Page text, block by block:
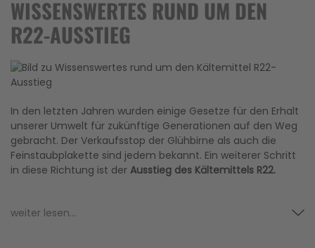
WISSENSWERTES RUND UM DEN
R22-AUSSTIEG
In den letzten Jahren wurden einige Gesetze für den Erhalt
unserer Umwelt für zukünftige Generationen auf den Weg
gebracht. Der Verkaufsstop der Glühbirne als auch die
Feinstaubplakette sind jedem bekannt. Ein weiterer Schritt
in diese Richtung ist der Ausstieg des Kältemittels R22.
weiter lesen...